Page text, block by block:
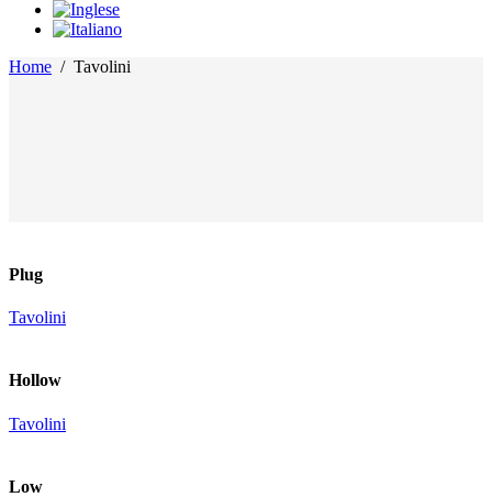
Home / Tavolini
Plug
Tavolini
Hollow
Tavolini
Low